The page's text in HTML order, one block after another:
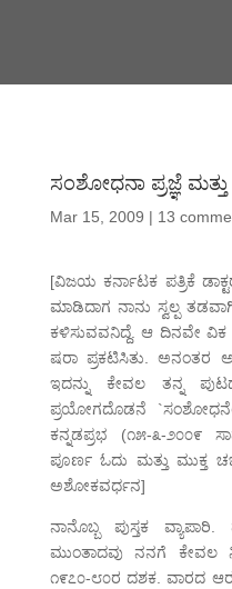
ಸಂಶೋಧನಾ ಪ್ರಜ್ಞೆ
Mar 15, 2009 | 13
[ವಿಜಯ ಕರ್ನಾಟಕ ಪತ್ರಿಕೆ
ಮಾಡಿದಾಗ ನಾನು ಸ್ವಲ್ಪ
ಕಳಿಸುವವನಿದ್ದೆ. ಆ ದಿನವೇ
ಷರಾ ಪ್ರಕಟಿಸಿತು. ಅನಂತರ
ಇದನ್ನು ಕೇವಲ ತನ್ನ
ಪ್ರಯೋಗದೊಡನೆ
ಕನ್ನಡಪ್ರಭ (೧೫-೩-೨೦೦೯
ಪೂರ್ಣ ಓದು ಮತ್ತು ಮುಕ್ತ
ಅಶೋಕವರ್ಧನ]
ನಾನೊಬ್ಬ ಪುಸ್ತಕ
ಮುಂತಾದವು ನನಗೆ ಕೇವಲ
೧೯೭೦-೮೦ರ ದಶಕ. ವಾರದ